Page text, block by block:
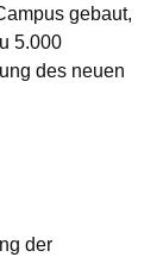
gebaut,
5.000
des neuen
der